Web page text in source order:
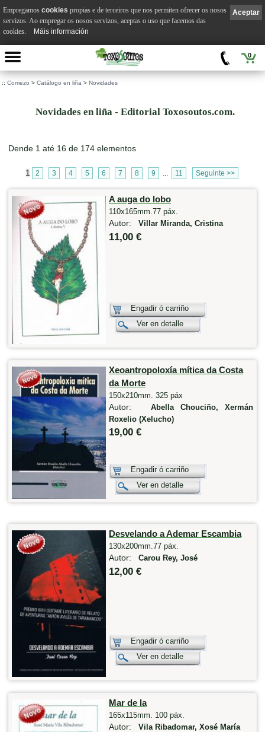
0
:: Comezo > Catálogo en liña > Novidades
Novidades en liña - Editorial Toxosoutos.com.
Dende 1 até 16 de 174 elementos
1 2 3 4 5 6 7 8 9 ... 11 Seguinte >>
A auga do lobo
110x165mm.77 páx.
Autor: Villar Miranda, Cristina
11,00 €
Engadir ó carriño
Ver en detalle
Xeoantropoloxía mítica da Costa
da Morte
150x210mm. 325 páx
Autor: Abella Chouciño, Xermán
Roxelio (Xelucho)
19,00 €
Engadir ó carriño
Ver en detalle
Desvelando a Ademar Escambia
130x200mm.77 páx.
Autor: Carou Rey, José
12,00 €
Engadir ó carriño
Ver en detalle
Mar de la
165x115mm. 100 páx.
Autor: Vila Ribadomar, Xosé María
Aceptar
Empregamos cookies propias e de terceiros que nos permiten ofrecer os nosos
servizos. Ao empregar os nosos servizos, aceptas o uso que facemos das
cookies.
Máis información